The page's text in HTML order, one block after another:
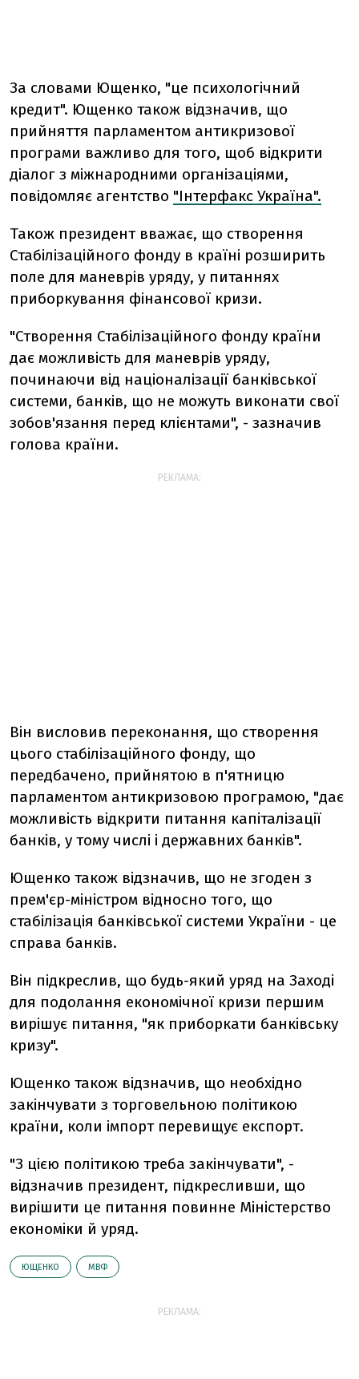
За словами Ющенко, "це психологічний
кредит". Ющенко також відзначив, що
прийняття парламентом антикризової
програми важливо для того, щоб відкрити
діалог з міжнародними організаціями,
повідомляє агентство "Інтерфакс Україна".
Також президент вважає, що створення
Стабілізаційного фонду в країні розширить
поле для маневрів уряду, у питаннях
приборкування фінансової кризи.
"Створення Стабілізаційного фонду країни
дає можливість для маневрів уряду,
починаючи від націоналізації банківської
системи, банків, що не можуть виконати свої
зобов'язання перед клієнтами", - зазначив
голова країни.
РЕКЛАМА:
Він висловив переконання, що створення
цього стабілізаційного фонду, що
передбачено, прийнятою в п'ятницю
парламентом антикризовою програмою, "дає
можливість відкрити питання капіталізації
банків, у тому числі і державних банків".
Ющенко також відзначив, що не згоден з
прем'єр-міністром відносно того, що
стабілізація банківської системи України - це
справа банків.
Він підкреслив, що будь-який уряд на Заході
для подолання економічної кризи першим
вирішує питання, "як приборкати банківську
кризу".
Ющенко також відзначив, що необхідно
закінчувати з торговельною політикою
країни, коли імпорт перевищує експорт.
"З цією політикою треба закінчувати", -
відзначив президент, підкресливши, що
вирішити це питання повинне Міністерство
економіки й уряд.
ЮЩЕНКО МВФ
РЕКЛАМА: